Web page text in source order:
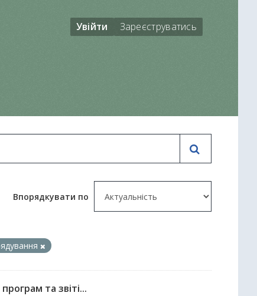
Увійти Зареєструватись
Впорядкувати по
та звіті...